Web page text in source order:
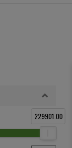
229901.00